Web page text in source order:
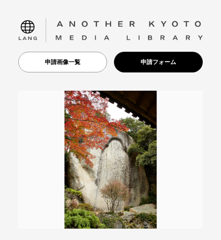
language
申請画像一覧 申請フォーム